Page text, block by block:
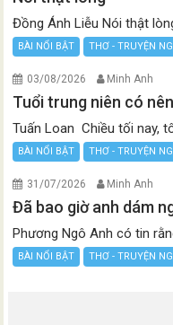
Đồng Ánh Liễu Nói thật
BÀI NỔI BẬT THƠ - TRUYỆN
03/08/2026 Minh Anh
Tuổi trung niên có nên
Tuấn Loan Chiều tối nay,
BÀI NỔI BẬT THƠ - TRUYỆN
31/07/2026 Minh Anh
Đã bao giờ anh dám
Phương Ngô Anh có tin
BÀI NỔI BẬT THƠ - TRUYỆN